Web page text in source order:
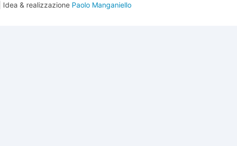
& realizzazione Paolo Manganiello